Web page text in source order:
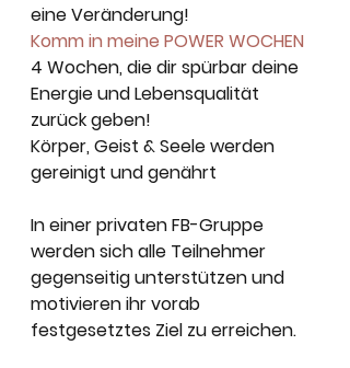
eine Veränderung!
Komm in meine POWER WOCHEN
4 Wochen, die dir spürbar deine
Energie und Lebensqualität
zurück geben!
Körper, Geist & Seele werden
gereinigt und genährt
In einer privaten FB-Gruppe
werden sich alle Teilnehmer
gegenseitig unterstützen und
motivieren ihr vorab
festgesetztes Ziel zu erreichen.